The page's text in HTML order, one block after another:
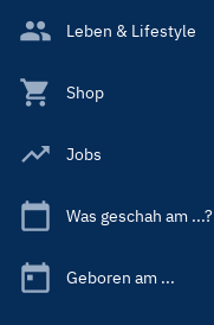
Leben & Lifestyle
Shop
Jobs
Was geschah am ...?
Geboren am ...